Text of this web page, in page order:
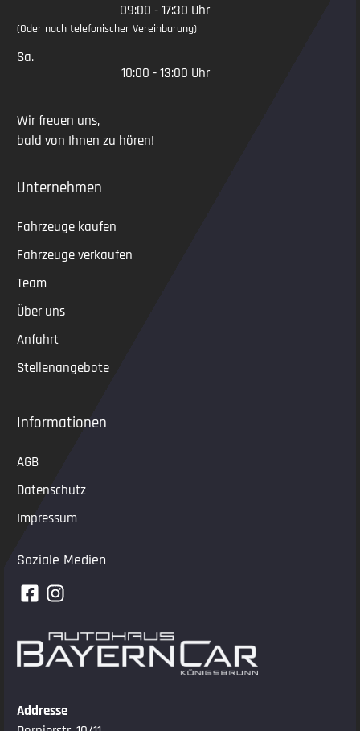
Addresse
09:00 - 17:30 Uhr
(Oder nach telefonischer Vereinbarung)
Sa.
10:00 - 13:00 Uhr
Wir freuen uns,
bald von Ihnen zu hören!
Unternehmen
Fahrzeuge kaufen
Fahrzeuge verkaufen
Team
Über uns
Anfahrt
Stellenangebote
Informationen
AGB
Datenschutz
Impressum
Soziale Medien